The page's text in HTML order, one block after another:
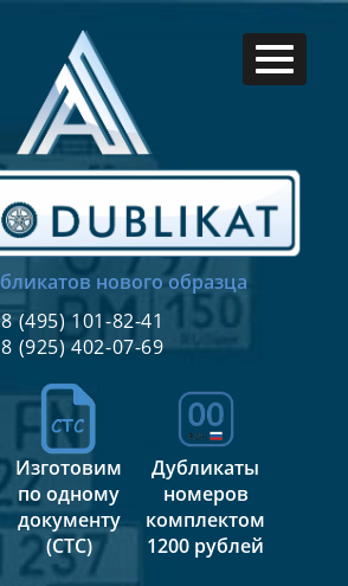
нового образца
8 (495) 101-82-41
8 (925) 402-07-69
Изготовим
по одному
документу
(СТС)
Дубликаты
номеров
комплектом
1200 рублей